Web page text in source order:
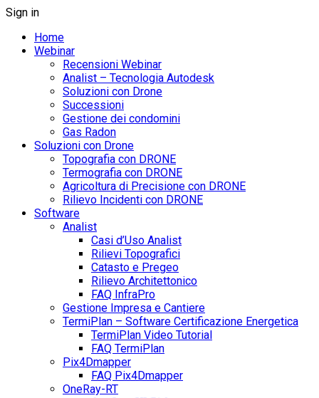
Sign in
Home
Webinar
Recensioni Webinar
Analist – Tecnologia Autodesk
Soluzioni con Drone
Successioni
Gestione dei condomini
Gas Radon
Soluzioni con Drone
Topografia con DRONE
Termografia con DRONE
Agricoltura di Precisione con DRONE
Rilievo Incidenti con DRONE
Software
Analist
Casi d’Uso Analist
Rilievi Topografici
Catasto e Pregeo
Rilievo Architettonico
FAQ InfraPro
Gestione Impresa e Cantiere
TermiPlan – Software Certificazione Energetica
TermiPlan Video Tutorial
FAQ TermiPlan
Pix4Dmapper
FAQ Pix4Dmapper
OneRay-RT